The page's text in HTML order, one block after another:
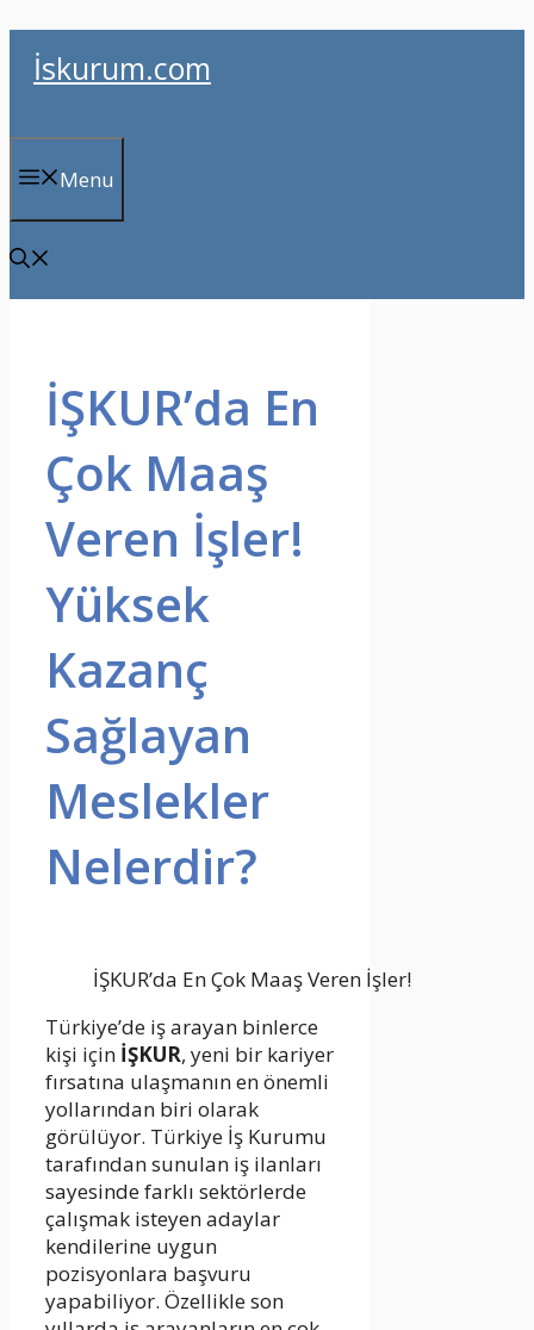
atlaİskurum.com
Menu
İŞKUR’da En
Çok Maaş
Veren İşler!
Yüksek
Kazanç
Sağlayan
Meslekler
Nelerdir?
İŞKUR’da En Çok Maaş Veren İşler!
Türkiye’de iş arayan binlerce
kişi için İŞKUR, yeni bir kariyer
fırsatına ulaşmanın en önemli
yollarından biri olarak
görülüyor. Türkiye İş Kurumu
tarafından sunulan iş ilanları
sayesinde farklı sektörlerde
çalışmak isteyen adaylar
kendilerine uygun
pozisyonlara başvuru
yapabiliyor. Özellikle son